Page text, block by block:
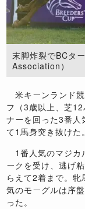
末脚炸裂でBCタ
Association）
米キーンランド
フ（3歳以上、芝
ナーを回った3番人
て1馬身突き抜けた。
1番人気のマジカ
ークを受け、逃げ
らえて2着まで。
気のモーグルは序
った。